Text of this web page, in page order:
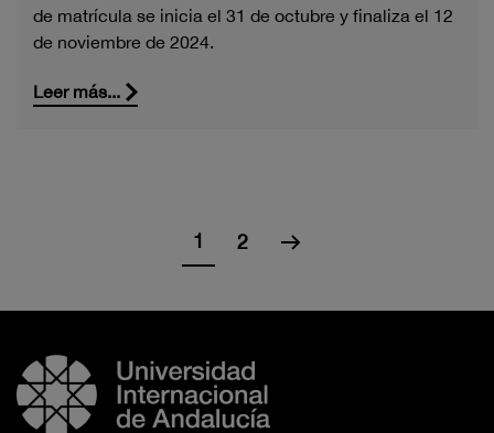
de matrícula se inicia el 31 de octubre y finaliza el 12
de noviembre de 2024.
Leer más...
1 2